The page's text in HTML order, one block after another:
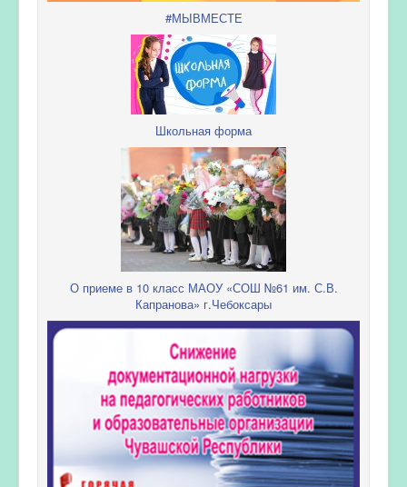
#МЫВМЕСТЕ
Школьная форма
О приеме в 10 класс МАОУ «СОШ №61 им. С.В.
Капранова» г.Чебоксары